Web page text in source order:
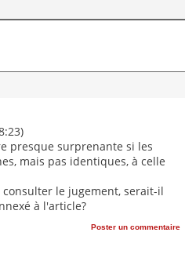
presque surprenante si les
mais pas identiques, à celle
le jugement, serait-il
à l'article?
Poster un commentaire